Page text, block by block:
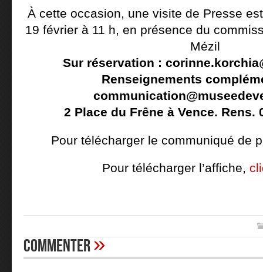
À cette occasion, une visite de Presse
19 février à 11 h,en présence du
Mézil
Sur réservation :
Renseignements
2 Place du Frêne à Vence. Rens.
Pour télécharger le communiqué de
Pour télécharger l’affiche,
Commenter»